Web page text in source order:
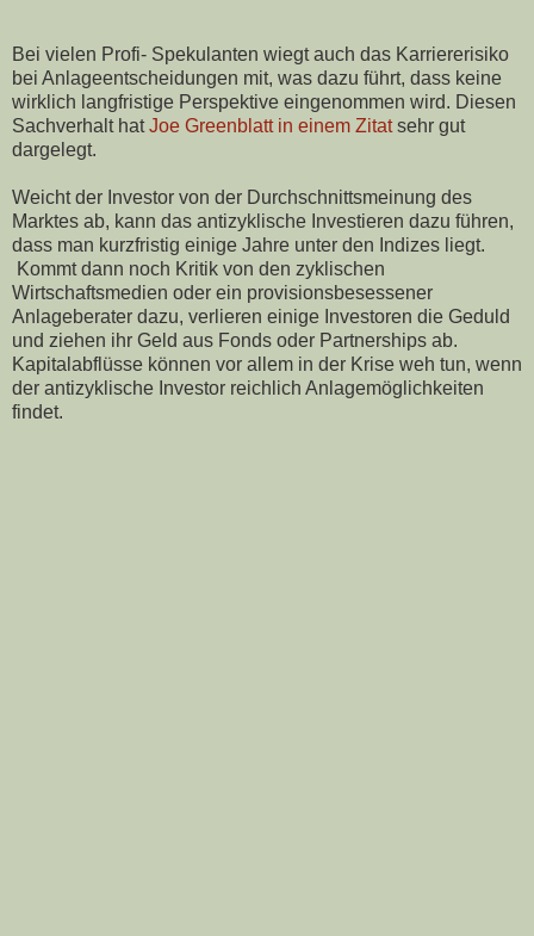
Bei vielen Profi- Spekulanten wiegt auch das Karriererisiko
bei Anlageentscheidungen mit, was dazu führt, dass keine
wirklich langfristige Perspektive eingenommen wird. Diesen
Sachverhalt hatJoe Greenblatt in einem Zitatsehr gut
dargelegt.
Weicht der Investor von der Durchschnittsmeinung des
Marktes ab, kann das antizyklische Investieren dazu führen,
dass man kurzfristig einige Jahre unter den Indizes liegt.
Kommt dann noch Kritik von den zyklischen
Wirtschaftsmedien oder ein provisionsbesessener
Anlageberater dazu, verlieren einige Investoren die Geduld
und ziehen ihr Geld aus Fonds oder Partnerships ab.
Kapitalabflüsse können vor allem in der Krise weh tun, wenn
der antizyklische Investor reichlich Anlagemöglichkeiten
findet.